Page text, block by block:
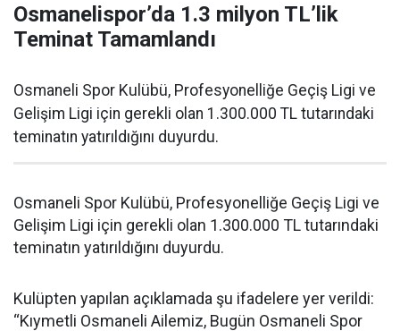
Osmanelispor’da 1.3 milyon TL’lik
Teminat Tamamlandı
Osmaneli Spor Kulübü, Profesyonelliğe Geçiş Ligi ve
Gelişim Ligi için gerekli olan 1.300.000 TL tutarındaki
teminatın yatırıldığını duyurdu.
Osmaneli Spor Kulübü, Profesyonelliğe Geçiş Ligi ve
Gelişim Ligi için gerekli olan 1.300.000 TL tutarındaki
teminatın yatırıldığını duyurdu.
Kulüpten yapılan açıklamada şu ifadelere yer verildi:
“Kıymetli Osmaneli Ailemiz, Bugün Osmaneli Spor